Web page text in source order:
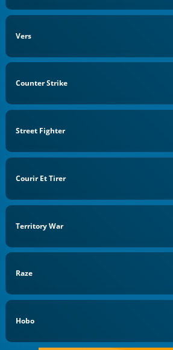
Vers
Counter Strike
Street Fighter
Courir Et Tirer
Territory War
Raze
Hobo